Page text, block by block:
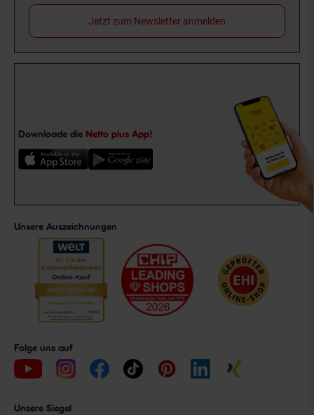
Jetzt zum Newsletter anmelden
Downloade die Netto plus App!
Unsere Auszeichnungen
Folge uns auf
Unsere Siegel